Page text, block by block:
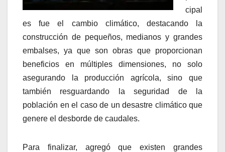
cipal
es fue el cambio climático, destacando la
construcción de pequeños, medianos y grandes
embalses, ya que son obras que proporcionan
beneficios en múltiples dimensiones, no solo
asegurando la producción agrícola, sino que
también resguardando la seguridad de la
población en el caso de un desastre climático que
genere el desborde de caudales.
Para finalizar, agregó que existen grandes